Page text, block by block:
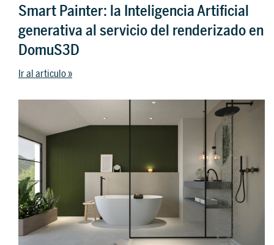
Smart Painter: la Inteligencia Artificial
generativa al servicio del renderizado en
DomuS3D
Ir al articulo »